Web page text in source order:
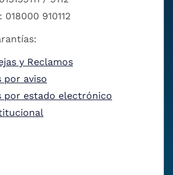
910112
y Reclamos
por aviso
por estado electrónico